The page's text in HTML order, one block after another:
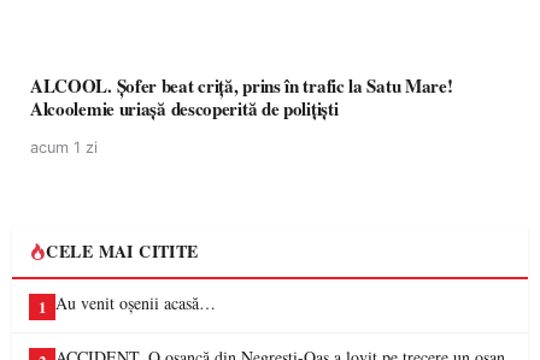
ALCOOL. Șofer beat criță, prins în trafic la Satu Mare!
Alcoolemie uriașă descoperită de polițiști
acum 1 zi
CELE MAI CITITE
1 Au venit oșenii acasă…